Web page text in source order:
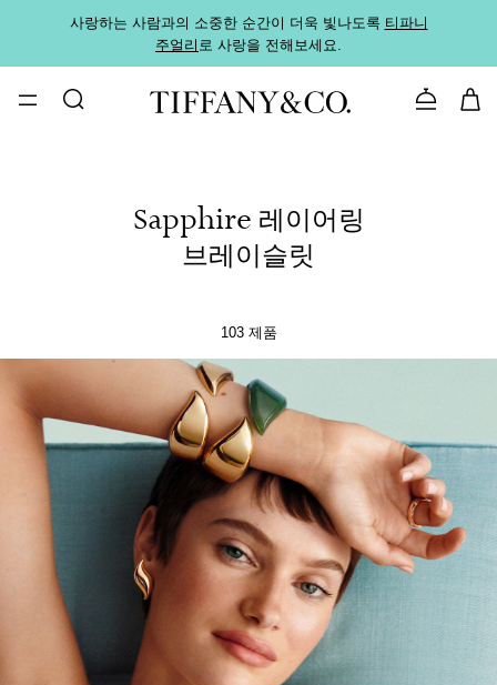
사랑하는 사람과의 소중한 순간이 더욱 빛나도록 티파니
주얼리로 사랑을 전해보세요.
문의하기
Sapphire 레이어링
브레이슬릿
103 제품